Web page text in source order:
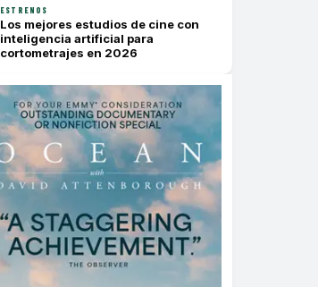
ESTRENOS
Los mejores estudios de cine con
inteligencia artificial para
cortometrajes en 2026